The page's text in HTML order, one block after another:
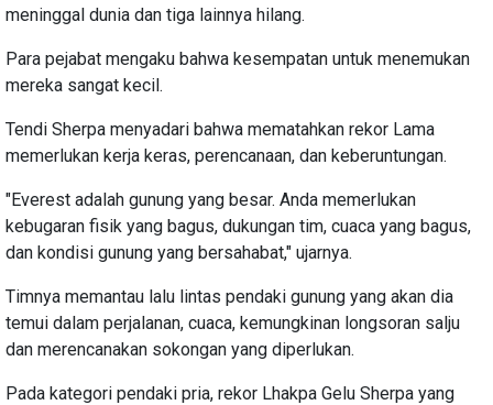
meninggal dunia dan tiga lainnya hilang.
Para pejabat mengaku bahwa kesempatan untuk menemukan
mereka sangat kecil.
Tendi Sherpa menyadari bahwa mematahkan rekor Lama
memerlukan kerja keras, perencanaan, dan keberuntungan.
"Everest adalah gunung yang besar. Anda memerlukan
kebugaran fisik yang bagus, dukungan tim, cuaca yang bagus,
dan kondisi gunung yang bersahabat," ujarnya.
Timnya memantau lalu lintas pendaki gunung yang akan dia
temui dalam perjalanan, cuaca, kemungkinan longsoran salju
dan merencanakan sokongan yang diperlukan.
Pada kategori pendaki pria, rekor Lhakpa Gelu Sherpa yang